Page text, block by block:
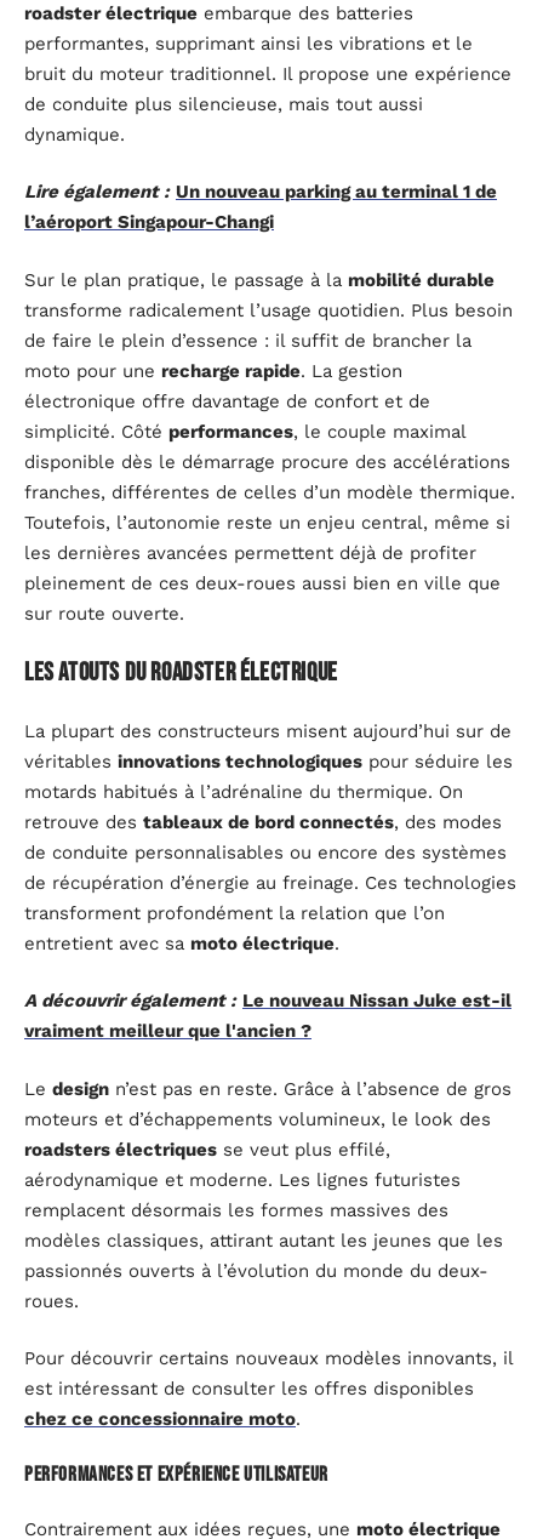
roadster électrique embarque des batteries
performantes, supprimant ainsi les vibrations et le
bruit du moteur traditionnel. Il propose une expérience
de conduite plus silencieuse, mais tout aussi
dynamique.
Lire également : Un nouveau parking au terminal 1 de
l’aéroport Singapour-Changi
Sur le plan pratique, le passage à la mobilité durable
transforme radicalement l’usage quotidien. Plus besoin
de faire le plein d’essence : il suffit de brancher la
moto pour une recharge rapide. La gestion
électronique offre davantage de confort et de
simplicité. Côté performances, le couple maximal
disponible dès le démarrage procure des accélérations
franches, différentes de celles d’un modèle thermique.
Toutefois, l’autonomie reste un enjeu central, même si
les dernières avancées permettent déjà de profiter
pleinement de ces deux-roues aussi bien en ville que
sur route ouverte.
Les atouts du roadster électrique
La plupart des constructeurs misent aujourd’hui sur de
véritables innovations technologiques pour séduire les
motards habitués à l’adrénaline du thermique. On
retrouve des tableaux de bord connectés, des modes
de conduite personnalisables ou encore des systèmes
de récupération d’énergie au freinage. Ces technologies
transforment profondément la relation que l’on
entretient avec sa moto électrique.
A découvrir également : Le nouveau Nissan Juke est-il
vraiment meilleur que l'ancien ?
Le design n’est pas en reste. Grâce à l’absence de gros
moteurs et d’échappements volumineux, le look des
roadsters électriques se veut plus effilé,
aérodynamique et moderne. Les lignes futuristes
remplacent désormais les formes massives des
modèles classiques, attirant autant les jeunes que les
passionnés ouverts à l’évolution du monde du deux-
roues.
Pour découvrir certains nouveaux modèles innovants, il
est intéressant de consulter les offres disponibles
chez ce concessionnaire moto.
Performances et expérience utilisateur
Contrairement aux idées reçues, une moto électrique